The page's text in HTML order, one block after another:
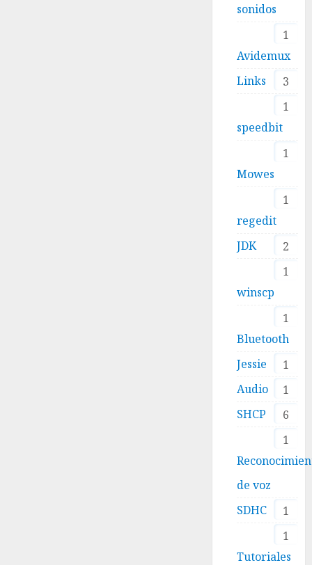
sonidos
1
Avidemux
3
Links
1
speedbit
1
Mowes
1
regedit
2
JDK
1
winscp
1
Bluetooth
1
Jessie
1
Audio
6
SHCP
1
de voz
1
SDHC
1
Tutoriales